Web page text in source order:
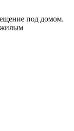
под домом.
жилым